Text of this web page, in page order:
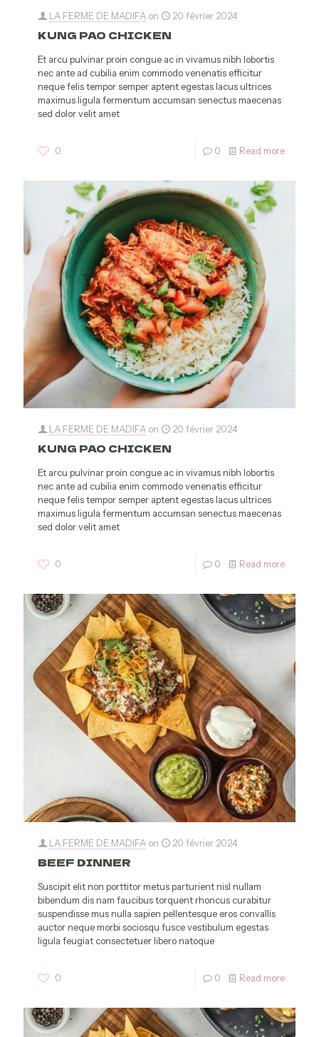
LA FERME DE MADIFA on 20 février 2024
KUNG PAO CHICKEN
Et arcu pulvinar proin congue ac in vivamus nibh lobortis
nec ante ad cubilia enim commodo venenatis efficitur
neque felis tempor semper aptent egestas lacus ultrices
maximus ligula fermentum accumsan senectus maecenas
sed dolor velit amet
0 0 Read more
LA FERME DE MADIFA on 20 février 2024
KUNG PAO CHICKEN
Et arcu pulvinar proin congue ac in vivamus nibh lobortis
nec ante ad cubilia enim commodo venenatis efficitur
neque felis tempor semper aptent egestas lacus ultrices
maximus ligula fermentum accumsan senectus maecenas
sed dolor velit amet
0 0 Read more
LA FERME DE MADIFA on 20 février 2024
BEEF DINNER
Suscipit elit non porttitor metus parturient nisl nullam
bibendum dis nam faucibus torquent rhoncus curabitur
suspendisse mus nulla sapien pellentesque eros convallis
auctor neque morbi sociosqu fusce vestibulum egestas
ligula feugiat consectetuer libero natoque
0 0 Read more